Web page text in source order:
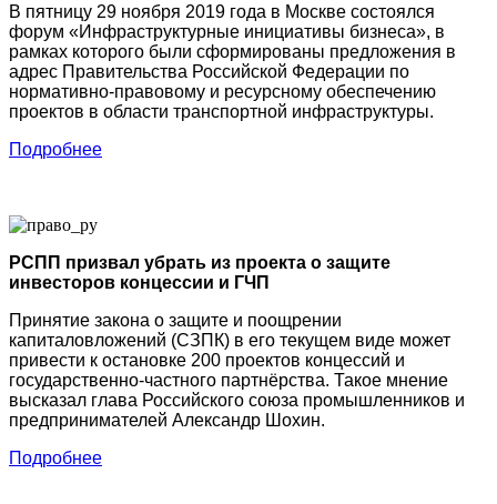
В пятницу 29 ноября 2019 года в Москве состоялся
форум «Инфраструктурные инициативы бизнеса», в
рамках которого были сформированы предложения в
адрес Правительства Российской Федерации по
нормативно-правовому и ресурсному обеспечению
проектов в области транспортной инфраструктуры.
Подробнее
РСПП призвал убрать из проекта о защите
инвесторов концессии и ГЧП
Принятие закона о защите и поощрении
капиталовложений (СЗПК) в его текущем виде может
привести к остановке 200 проектов концессий и
государственно-частного партнёрства. Такое мнение
высказал глава Российского союза промышленников и
предпринимателей Александр Шохин.
Подробнее